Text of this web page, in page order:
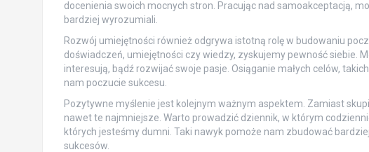
docenienia swoich mocnych stron. Pracując nad samoakceptacją,
bardziej wyrozumiali.
Rozwój umiejętności również odgrywa istotną rolę w budowaniu
doświadczeń, umiejętności czy wiedzy, zyskujemy pewność siebie.
interesują, bądź rozwijać swoje pasje. Osiąganie małych celów,
nam poczucie sukcesu.
Pozytywne myślenie jest kolejnym ważnym aspektem. Zamiast
nawet te najmniejsze. Warto prowadzić dziennik, w którym
których jesteśmy dumni. Taki nawyk pomoże nam zbudować
sukcesów.